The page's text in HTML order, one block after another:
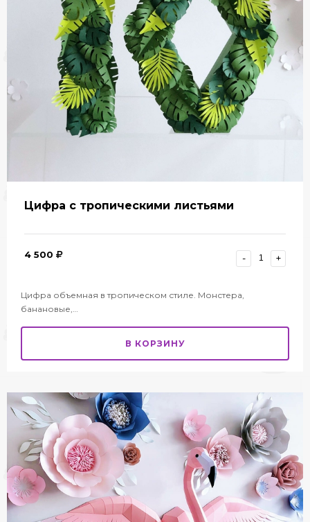
Цифра с тропическими листьями
4 500 - +
Цифра объемная в тропическом стиле. Монстера,
банановые,…
В КОРЗИНУ